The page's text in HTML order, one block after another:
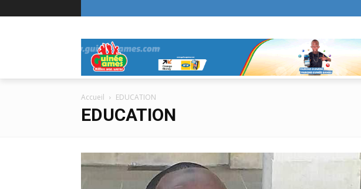
Accueil EDUCATION
EDUCATION